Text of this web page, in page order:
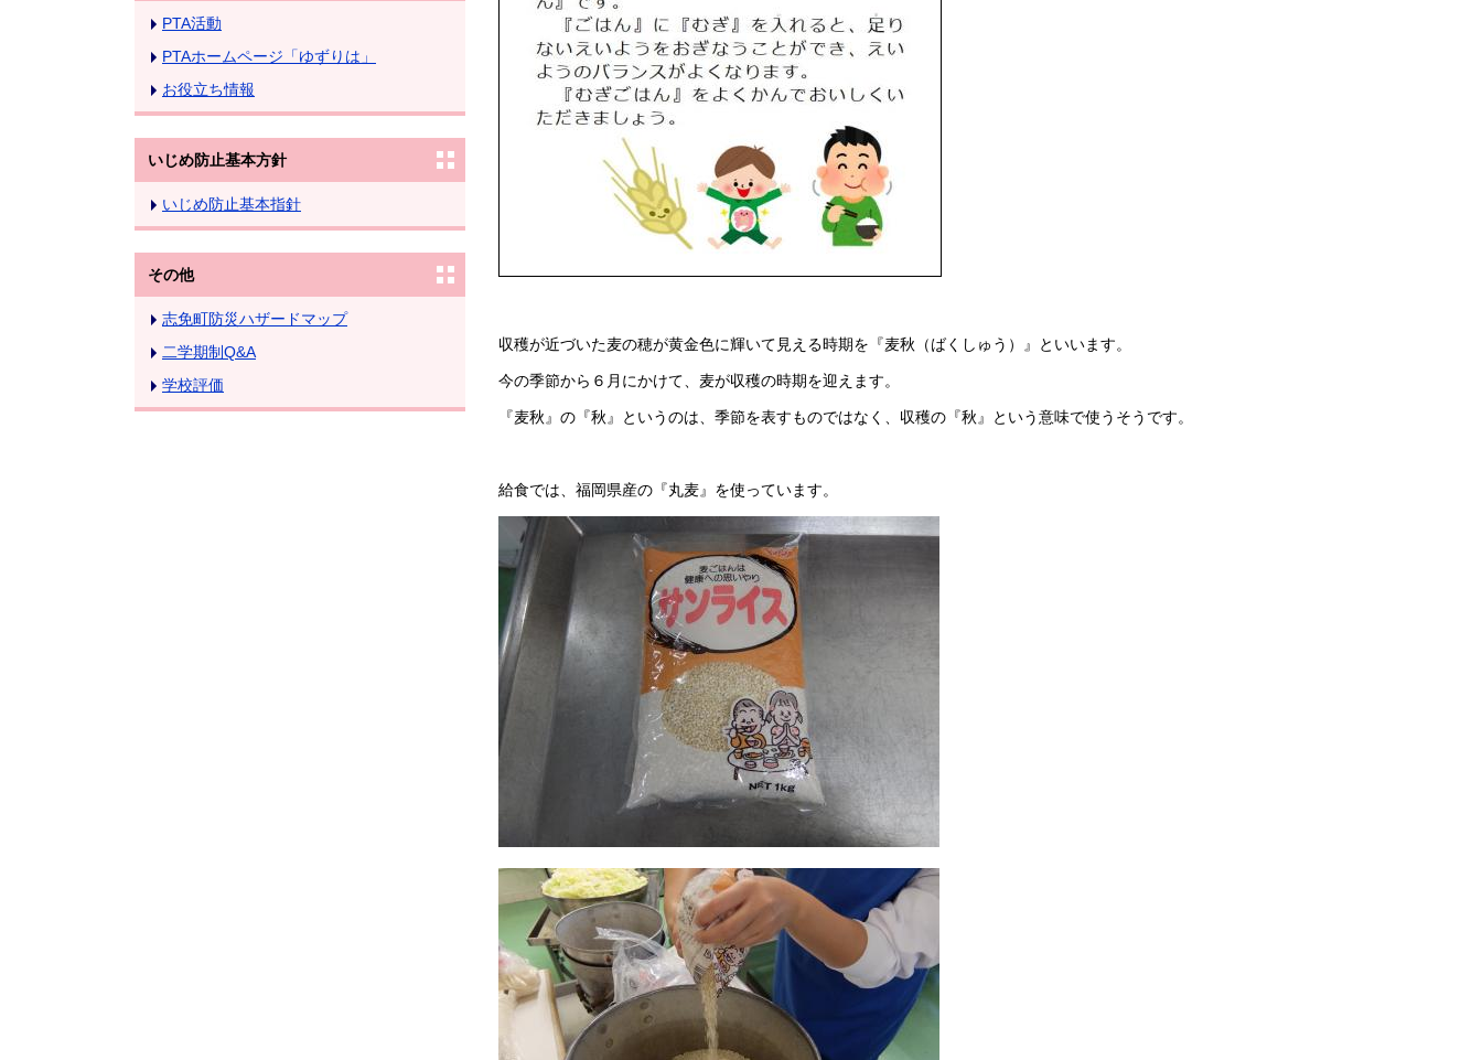
PTA活動
PTAホームページ「ゆずりは」
お役立ち情報
いじめ防止基本方針
いじめ防止基本指針
その他
志免町防災ハザードマップ
二学期制Q&A
学校評価
収穫が近づいた麦の穂が黄金色に輝いて見える時期を『麦秋（ばくしゅう）』といいます。
今の季節から６月にかけて、麦が収穫の時期を迎えます。
『麦秋』の『秋』というのは、季節を表すものではなく、収穫の『秋』という意味で使うそうです。
給食では、福岡県産の『丸麦』を使っています。